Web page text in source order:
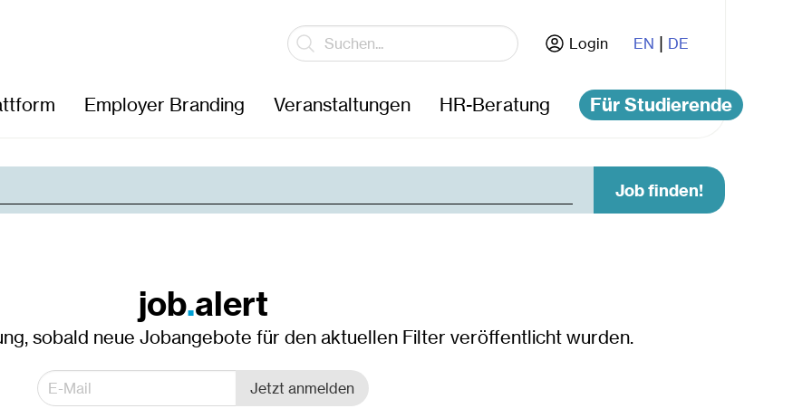
Employer Branding Veranstaltungen HR-Beratung Für Studierende
Login EN | DE
Job finden!
Befristete Beschäftigung
Entrepreneurship
Lehre, Ausbildung
Bau- und Umweltingenieurwesen
Geodäsie und Geoinformation
job.alert
sobald neue Jobangebote für den aktuellen Filter veröffentlicht wurden.
Jetzt anmelden